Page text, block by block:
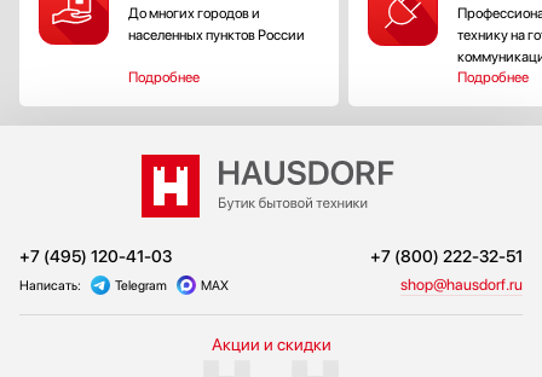
До многих городов и
населенных пунктов России
Подробнее
технику на
Подробнее
+7 (495) 120-41-03 +7 (800) 222-32-51
Написать: Telegram MAX shop@hausdorf.ru
Акции и скидки